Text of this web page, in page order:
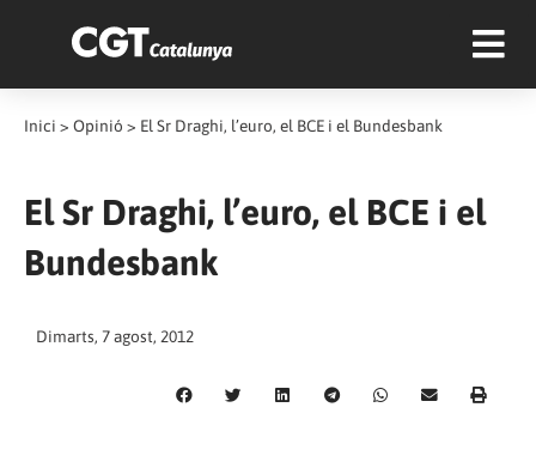
Inici > Opinió > El Sr Draghi, l’euro, el BCE i el Bundesbank
El Sr Draghi, l’euro, el BCE i el
Bundesbank
Dimarts, 7 agost, 2012